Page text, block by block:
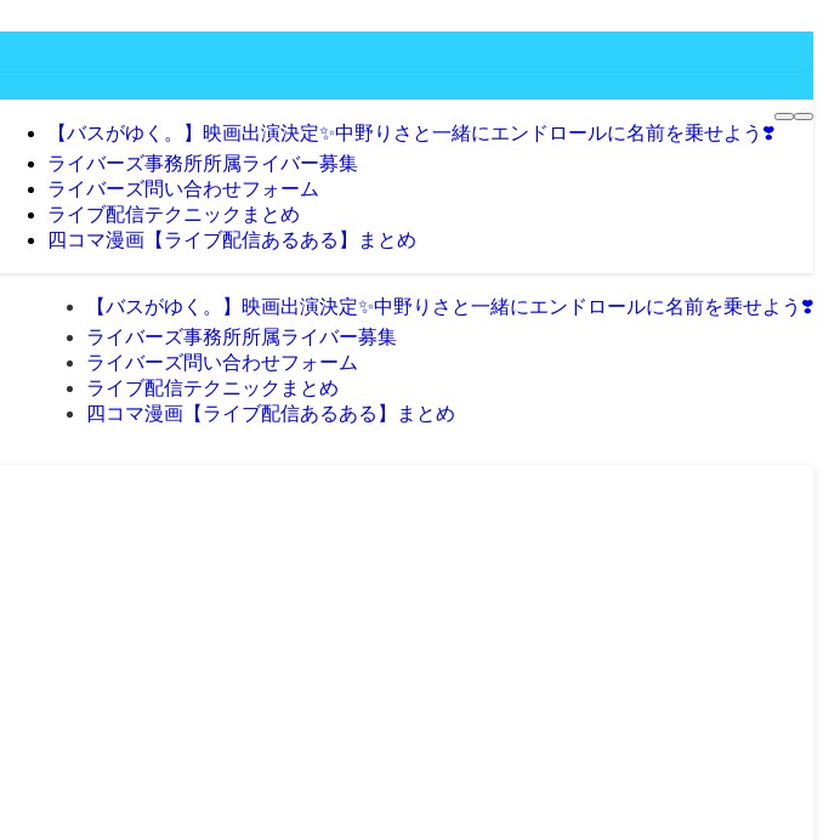
【バスがゆく。】映画出演決定✨️中野りさと一緒にエンドロールに名前を乗せよう❣️
ライバーズ事務所所属ライバー募集
ライバーズ問い合わせフォーム
ライブ配信テクニックまとめ
四コマ漫画【ライブ配信あるある】まとめ
【バスがゆく。】映画出演決定✨️中野りさと一緒にエンドロールに名前を乗せよう❣️
ライバーズ事務所所属ライバー募集
ライバーズ問い合わせフォーム
ライブ配信テクニックまとめ
四コマ漫画【ライブ配信あるある】まとめ